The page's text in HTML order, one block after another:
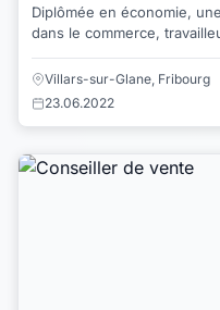
Diplômée en économie,
dans le commerce,
Villars-sur-Glane, Fribourg
23.06.2022